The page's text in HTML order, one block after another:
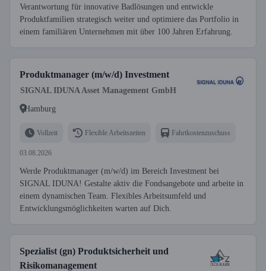
Verantwortung für innovative Badlösungen und entwickle
Produktfamilien strategisch weiter und optimiere das Portfolio in
einem familiären Unternehmen mit über 100 Jahren Erfahrung.
Produktmanager (m/w/d) Investment
SIGNAL IDUNA Asset Management GmbH
Hamburg
Vollzeit Flexible Arbeitszeiten Fahrtkostenzuschuss
03.08.2026
Werde Produktmanager (m/w/d) im Bereich Investment bei
SIGNAL IDUNA! Gestalte aktiv die Fondsangebote und arbeite in
einem dynamischen Team. Flexibles Arbeitsumfeld und
Entwicklungsmöglichkeiten warten auf Dich.
Spezialist (gn) Produktsicherheit und
Risikomanagement